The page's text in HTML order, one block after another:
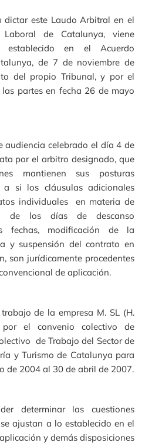
dictar este Laudo Arbitral en el
de Catalunya, viene
en el Acuerdo
de 7 de noviembre de
del propio Tribunal, y por el
partes en fecha 26 de mayo
audiencia celebrado el día 4 de
por el arbitro designado, que
mantienen sus posturas
si los cláusulas adicionales
individuales en materia de
de los días de descanso
fechas, modificación de la
y suspensión del contrato en
son jurídicamente procedentes
de aplicación.
de la empresa M. SL (H.
por el convenio colectivo de
de Trabajo del Sector de
y Turismo de Catalunya para
de 2004 al 30 de abril de 2007.
determinar las cuestiones
ajustan a lo establecido en el
y demás disposiciones